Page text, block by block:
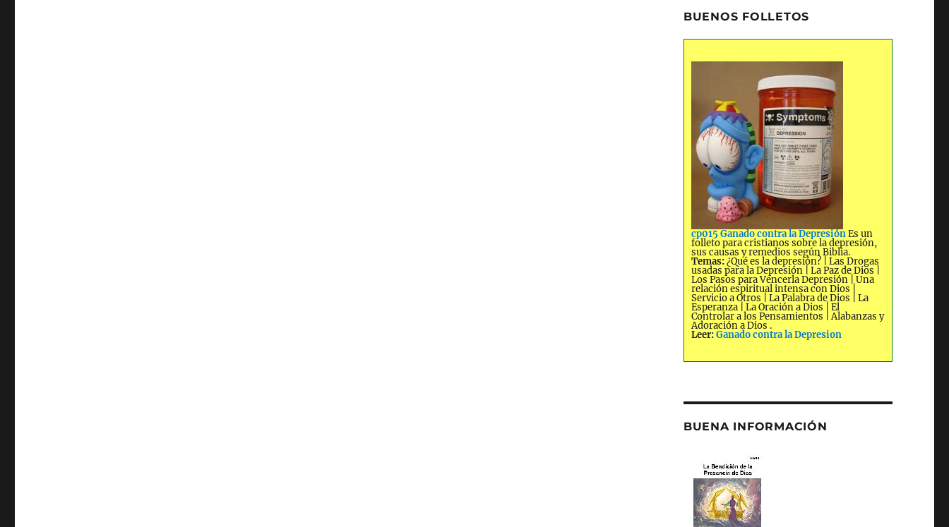
BUENOS FOLLETOS
cp015 Ganado contra la DepresiónEs un
folleto para cristianos sobre la depresión,
sus causas y remedios según Biblia.
Temas:¿Qué es la depresión? | Las Drogas
usadas para la Depresión | La Paz de Dios |
Los Pasos para Vencerla Depresión | Una
relación espiritual intensa con Dios |
Servicio a Otros | La Palabra de Dios | La
Esperanza | La Oración a Dios | El
Controlar a los Pensamientos | Alabanzas y
Adoración a Dios .
Leer:Ganado contra la Depresion
BUENA INFORMACIÓN